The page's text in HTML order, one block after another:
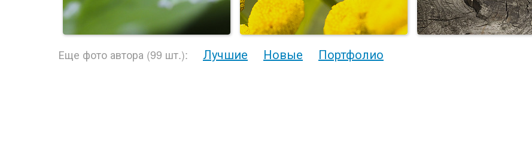
Еще фото автора (99 шт.): Лучшие Новые Портфолио